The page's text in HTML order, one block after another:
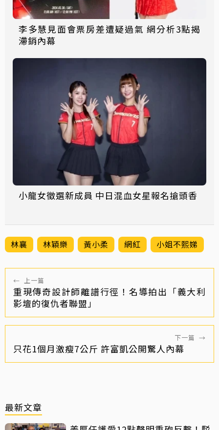
李多慧見面會票房差遭疑過氣 網分析3點揭
滯銷內幕
小龍女徵選新成員 中日混血女星報名搶頭香
林襄 林穎樂 黃小柔 網紅 小姐不熙娣
← 上一篇
重現傳奇設計師離譜行徑！名導拍出「義大利
影壇的復仇者聯盟」
下一篇 →
只花1個月激瘦7公斤 許富凱公開驚人內幕
最新文章